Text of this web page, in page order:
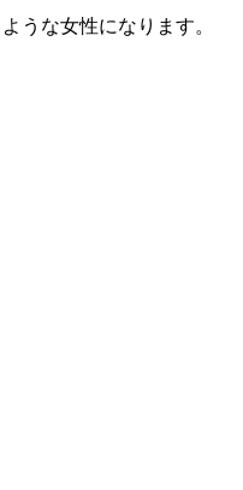
うな女性になります。